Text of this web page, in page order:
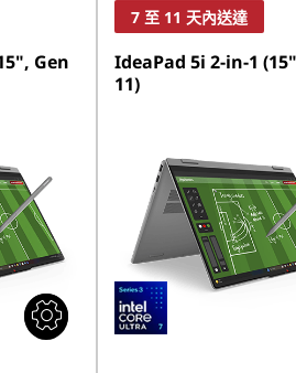
Gen
7 至 11 天內送達
IdeaPad 5i 2-in-1
11)